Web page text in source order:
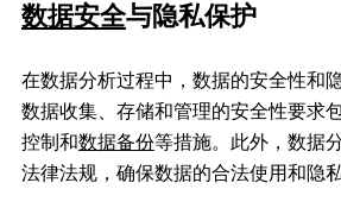
数据安全与隐私保护
在数据分析过程中，数据的安全性和
数据收集、存储和管理的安全性要求
控制和数据备份等措施。此外，数据
法律法规，确保数据的合法使用和隐私